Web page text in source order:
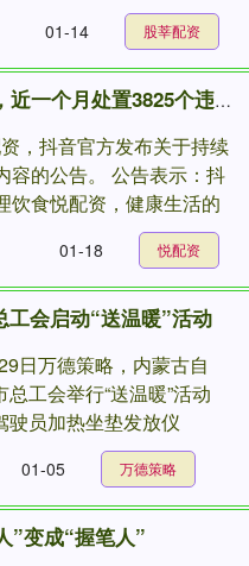
股莘配资
01-14
悦配资 抖音严打“畸形吃播”，近一个月处置3825个违规账号
，抖音官方发布关于持续
容的公告。 公告表示：抖
饮食悦配资，健康生活的
悦配资
01-18
会启动“送温暖”活动
日万德策略，内蒙古自
工会举行“送温暖”活动
驶员加热坐垫发放仪
万德策略
01-05
”变成“握笔人”